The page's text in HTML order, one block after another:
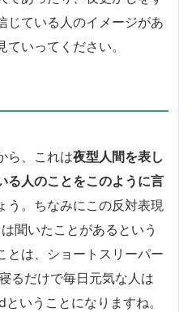
じている人のイメージがあ
いってください。
ら、これは夜型人間を表し
る人のことをこのように言
う。ちなみにこの反対表現
聞いたことがあるという
とは、ショートスリーパー
るだけで毎日元気な人は
いうことになりますね。